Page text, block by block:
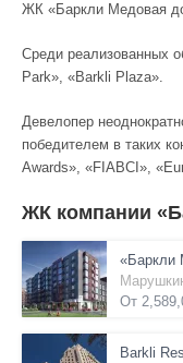
ЖК «Баркли Медовая
Среди реализованных
Park», «Barkli Plaza».
Девелопер
победителем в таких
Awards», «FIABCI»,
ЖК компании
«Баркли
От
Barkli